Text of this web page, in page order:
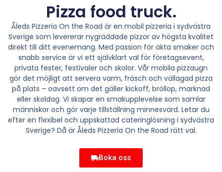
Pizza food truck.
Åleds Pizzeria On the Road är en mobil pizzeria i sydvästra
Sverige som levererar nygräddade pizzor av högsta kvalitet
direkt till ditt evenemang. Med passion för äkta smaker och
snabb service är vi ett självklart val för företagsevent,
privata fester, festivaler och skolor. Vår mobila pizzaugn
gör det möjligt att servera varm, fräsch och vällagad pizza
på plats – oavsett om det gäller kickoff, bröllop, marknad
eller skoldag. Vi skapar en smakupplevelse som samlar
människor och gör varje tillställning minnesvärd. Letar du
efter en flexibel och uppskattad cateringlösning i sydvästra
Sverige? Då är Åleds Pizzeria On the Road rätt val.
Boka oss